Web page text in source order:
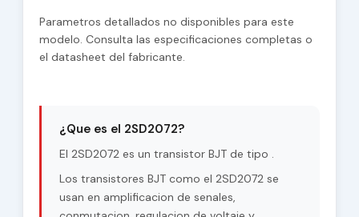
Parametros detallados no disponibles para este
modelo. Consulta las especificaciones completas o
el datasheet del fabricante.
¿Que es el 2SD2072?
El 2SD2072 es un transistor BJT de tipo .
Los transistores BJT como el 2SD2072 se
usan en amplificacion de senales,